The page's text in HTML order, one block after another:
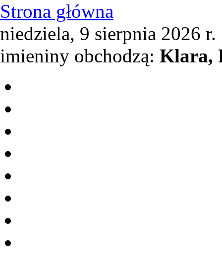
Strona główna
niedziela, 9 sierpnia 2026 r.
imieniny obchodzą: Klara,